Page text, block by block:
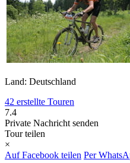
Land: Deutschland
42 erstellte Touren
7.4
Private Nachricht senden
Tour teilen
×
Auf Facebook teilen Per